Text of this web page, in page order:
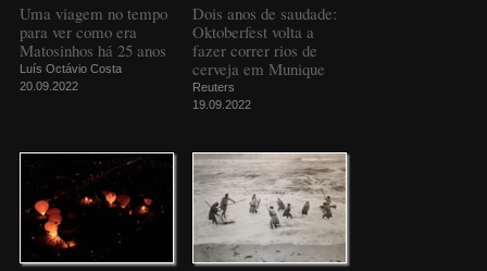
Uma viagem no tempo
para ver como era
Matosinhos há 25 anos
Luís Octávio Costa
20.09.2022
Dois anos de saudade:
Oktoberfest volta a
fazer correr rios de
cerveja em Munique
Reuters
19.09.2022